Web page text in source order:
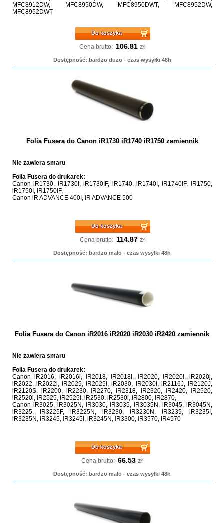
MFC8912DW, MFC8950DW, MFC8950DWT, MFC8952DW,
MFC8952DWT
Do koszyka
Cena brutto: 106.81 zł
Dostępność: bardzo dużo - czas wysyłki 48h
Folia Fusera do Canon iR1730 iR1740 iR1750 zamiennik
Nie zawiera smaru
Folia Fusera do drukarek:
Canon iR1730, iR1730I, iR1730IF, iR1740, iR1740I, iR1740IF, iR1750,
iR1750I, iR1750IF,
Canon iR ADVANCE 400I, iR ADVANCE 500
Do koszyka
Cena brutto: 114.87 zł
Dostępność: bardzo mało - czas wysyłki 48h
Folia Fusera do Canon iR2016 iR2020 iR2030 iR2420 zamiennik
Nie zawiera smaru
Folia Fusera do drukarek:
Canon iR2016, iR2016i, iR2018, iR2018i, iR2020, iR2020i, iR2020j,
iR2022, iR2022i, iR2025, iR2025i, iR2030, iR2030i, iR2116J, iR2120J,
iR2120S, iR2200, iR2230, iR2270, iR2318, iR2320, iR2420, iR2520,
iR2520i, iR2525, iR2525i, iR2530, iR2530i, iR2800, iR2870,
Canon iR3025, iR3025N, iR3030, iR3035, iR3035N, iR3045, iR3045N,
iR3225, iR3225F, iR3225N, iR3230, iR3230N, iR3235, iR3235I,
iR3235N, iR3245, iR3245I, iR3245N, iR3300, iR3570, iR4570
Do koszyka
Cena brutto: 66.53 zł
Dostępność: bardzo mało - czas wysyłki 48h